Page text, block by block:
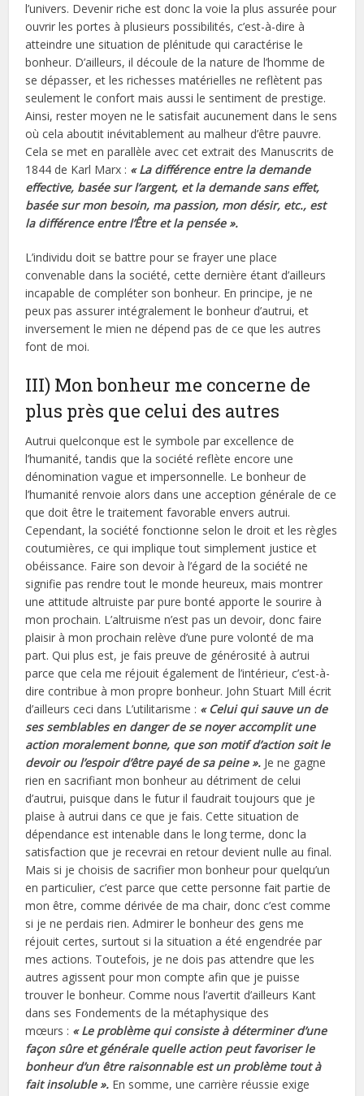
l’univers. Devenir riche est donc la voie la plus assurée pour
ouvrir les portes à plusieurs possibilités, c’est-à-dire à
atteindre une situation de plénitude qui caractérise le
bonheur. D’ailleurs, il découle de la nature de l’homme de
se dépasser, et les richesses matérielles ne reflètent pas
seulement le confort mais aussi le sentiment de prestige.
Ainsi, rester moyen ne le satisfait aucunement dans le sens
où cela aboutit inévitablement au malheur d’être pauvre.
Cela se met en parallèle avec cet extrait des Manuscrits de
1844 de Karl Marx : « La différence entre la demande
effective, basée sur l’argent, et la demande sans effet,
basée sur mon besoin, ma passion, mon désir, etc., est
la différence entre l’Être et la pensée ».
L’individu doit se battre pour se frayer une place
convenable dans la société, cette dernière étant d’ailleurs
incapable de compléter son bonheur. En principe, je ne
peux pas assurer intégralement le bonheur d’autrui, et
inversement le mien ne dépend pas de ce que les autres
font de moi.
III) Mon bonheur me concerne de
plus près que celui des autres
Autrui quelconque est le symbole par excellence de
l’humanité, tandis que la société reflète encore une
dénomination vague et impersonnelle. Le bonheur de
l’humanité renvoie alors dans une acception générale de ce
que doit être le traitement favorable envers autrui.
Cependant, la société fonctionne selon le droit et les règles
coutumières, ce qui implique tout simplement justice et
obéissance. Faire son devoir à l’égard de la société ne
signifie pas rendre tout le monde heureux, mais montrer
une attitude altruiste par pure bonté apporte le sourire à
mon prochain. L’altruisme n’est pas un devoir, donc faire
plaisir à mon prochain relève d’une pure volonté de ma
part. Qui plus est, je fais preuve de générosité à autrui
parce que cela me réjouit également de l’intérieur, c’est-à-
dire contribue à mon propre bonheur. John Stuart Mill écrit
d’ailleurs ceci dans L’utilitarisme : « Celui qui sauve un de
ses semblables en danger de se noyer accomplit une
action moralement bonne, que son motif d’action soit le
devoir ou l’espoir d’être payé de sa peine ». Je ne gagne
rien en sacrifiant mon bonheur au détriment de celui
d’autrui, puisque dans le futur il faudrait toujours que je
plaise à autrui dans ce que je fais. Cette situation de
dépendance est intenable dans le long terme, donc la
satisfaction que je recevrai en retour devient nulle au final.
Mais si je choisis de sacrifier mon bonheur pour quelqu’un
en particulier, c’est parce que cette personne fait partie de
mon être, comme dérivée de ma chair, donc c’est comme
si je ne perdais rien. Admirer le bonheur des gens me
réjouit certes, surtout si la situation a été engendrée par
mes actions. Toutefois, je ne dois pas attendre que les
autres agissent pour mon compte afin que je puisse
trouver le bonheur. Comme nous l’avertit d’ailleurs Kant
dans ses Fondements de la métaphysique des
mœurs : « Le problème qui consiste à déterminer d’une
façon sûre et générale quelle action peut favoriser le
bonheur d’un être raisonnable est un problème tout à
fait insoluble ». En somme, une carrière réussie exige